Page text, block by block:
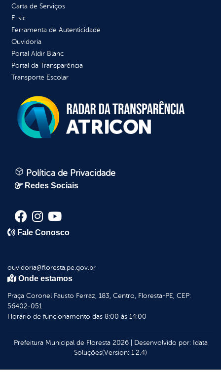
Carta de Serviços
E-sic
Ferramenta de Autenticidade
Ouvidoria
Portal Aldir Blanc
Portal da Transparência
Transporte Escolar
Política de Privacidade
Redes Sociais
Fale Conosco
ouvidoria@floresta.pe.gov.br
Onde estamos
Praça Coronel Fausto Ferraz, 183, Centro, Floresta-PE, CEP:
56402-051
Horário de funcionamento das 8:00 às 14:00
Prefeitura Municipal de Floresta2026| Desenvolvido por: Idata
Soluções(Version: 1.2.4)